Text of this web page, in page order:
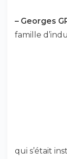
– Georges
famille
qui s’était